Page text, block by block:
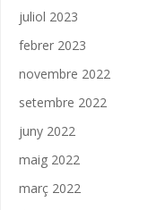
juliol 2023
febrer 2023
novembre 2022
setembre 2022
juny 2022
maig 2022
març 2022